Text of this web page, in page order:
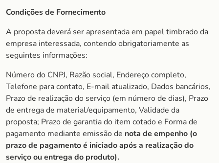
Condições de Fornecimento
A proposta deverá ser apresentada em papel timbrado da
empresa interessada, contendo obrigatoriamente as
seguintes informações:
Número do CNPJ, Razão social, Endereço completo,
Telefone para contato, E-mail atualizado, Dados bancários,
Prazo de realização do serviço (em número de dias), Prazo
de entrega de material/equipamento, Validade da
proposta; Prazo de garantia do item cotado e Forma de
pagamento mediante emissão de nota de empenho (o
prazo de pagamento é iniciado após a realização do
serviço ou entrega do produto).